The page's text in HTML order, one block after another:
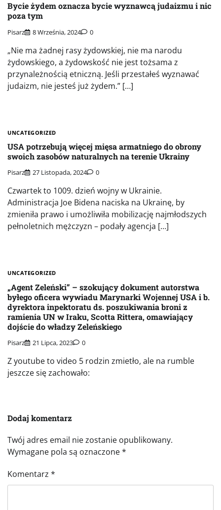
Bycie żydem oznacza bycie wyznawcą judaizmu i nic
poza tym
Pisarz 8 Września, 2024 0
„Nie ma żadnej rasy żydowskiej, nie ma narodu
żydowskiego, a żydowskość nie jest tożsama z
przynależnością etniczną. Jeśli przestałeś wyznawać
judaizm, nie jesteś już żydem.” […]
UNCATEGORIZED
USA potrzebują więcej mięsa armatniego do obrony
swoich zasobów naturalnych na terenie Ukrainy
Pisarz 27 Listopada, 2024 0
Czwartek to 1009. dzień wojny w Ukrainie.
Administracja Joe Bidena naciska na Ukrainę, by
zmieniła prawo i umożliwiła mobilizację najmłodszych
pełnoletnich mężczyzn – podały agencja […]
UNCATEGORIZED
„Agent Zeleński” – szokujący dokument autorstwa
byłego oficera wywiadu Marynarki Wojennej USA i b.
dyrektora inpektoratu ds. poszukiwania broni z
ramienia UN w Iraku, Scotta Rittera, omawiający
dojście do władzy Zeleńskiego
Pisarz 21 Lipca, 2023 0
Z youtube to video 5 rodzin zmietło, ale na rumble
jeszcze się zachowało:
Dodaj komentarz
Twój adres email nie zostanie opublikowany.
Wymagane pola są oznaczone*
Komentarz *